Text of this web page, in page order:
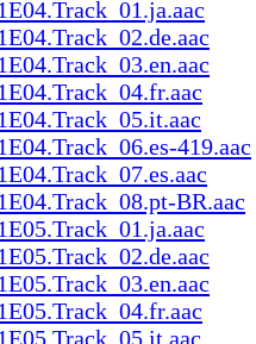
419.aac
BR.aac